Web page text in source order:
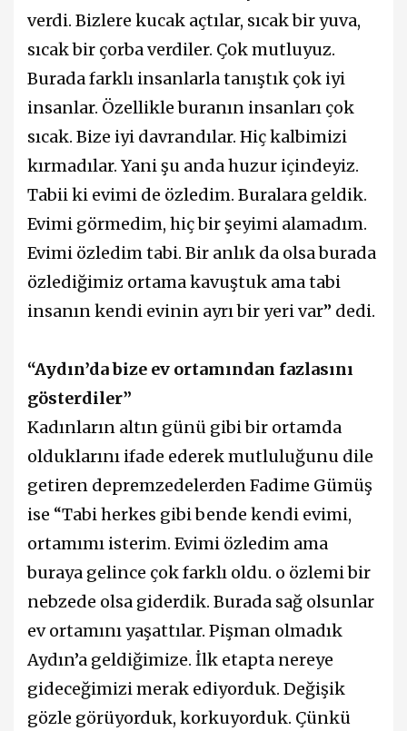
verdi. Bizlere kucak açtılar, sıcak bir yuva,
sıcak bir çorba verdiler. Çok mutluyuz.
Burada farklı insanlarla tanıştık çok iyi
insanlar. Özellikle buranın insanları çok
sıcak. Bize iyi davrandılar. Hiç kalbimizi
kırmadılar. Yani şu anda huzur içindeyiz.
Tabii ki evimi de özledim. Buralara geldik.
Evimi görmedim, hiç bir şeyimi alamadım.
Evimi özledim tabi. Bir anlık da olsa burada
özlediğimiz ortama kavuştuk ama tabi
insanın kendi evinin ayrı bir yeri var” dedi.
“Aydın’da bize ev ortamından fazlasını
gösterdiler”
Kadınların altın günü gibi bir ortamda
olduklarını ifade ederek mutluluğunu dile
getiren depremzedelerden Fadime Gümüş
ise “Tabi herkes gibi bende kendi evimi,
ortamımı isterim. Evimi özledim ama
buraya gelince çok farklı oldu. o özlemi bir
nebzede olsa giderdik. Burada sağ olsunlar
ev ortamını yaşattılar. Pişman olmadık
Aydın’a geldiğimize. İlk etapta nereye
gideceğimizi merak ediyorduk. Değişik
gözle görüyorduk, korkuyorduk. Çünkü